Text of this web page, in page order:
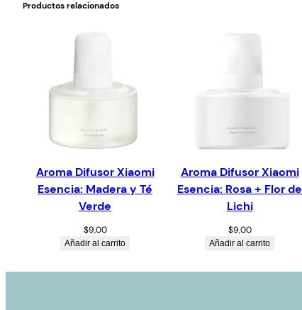
Productos relacionados
Aroma Difusor Xiaomi
Esencia: Madera y Té
Verde
$9,00
Añadir al carrito
Aroma Difusor Xiaomi
Esencia: Rosa + Flor de
Lichi
$9,00
Añadir al carrito